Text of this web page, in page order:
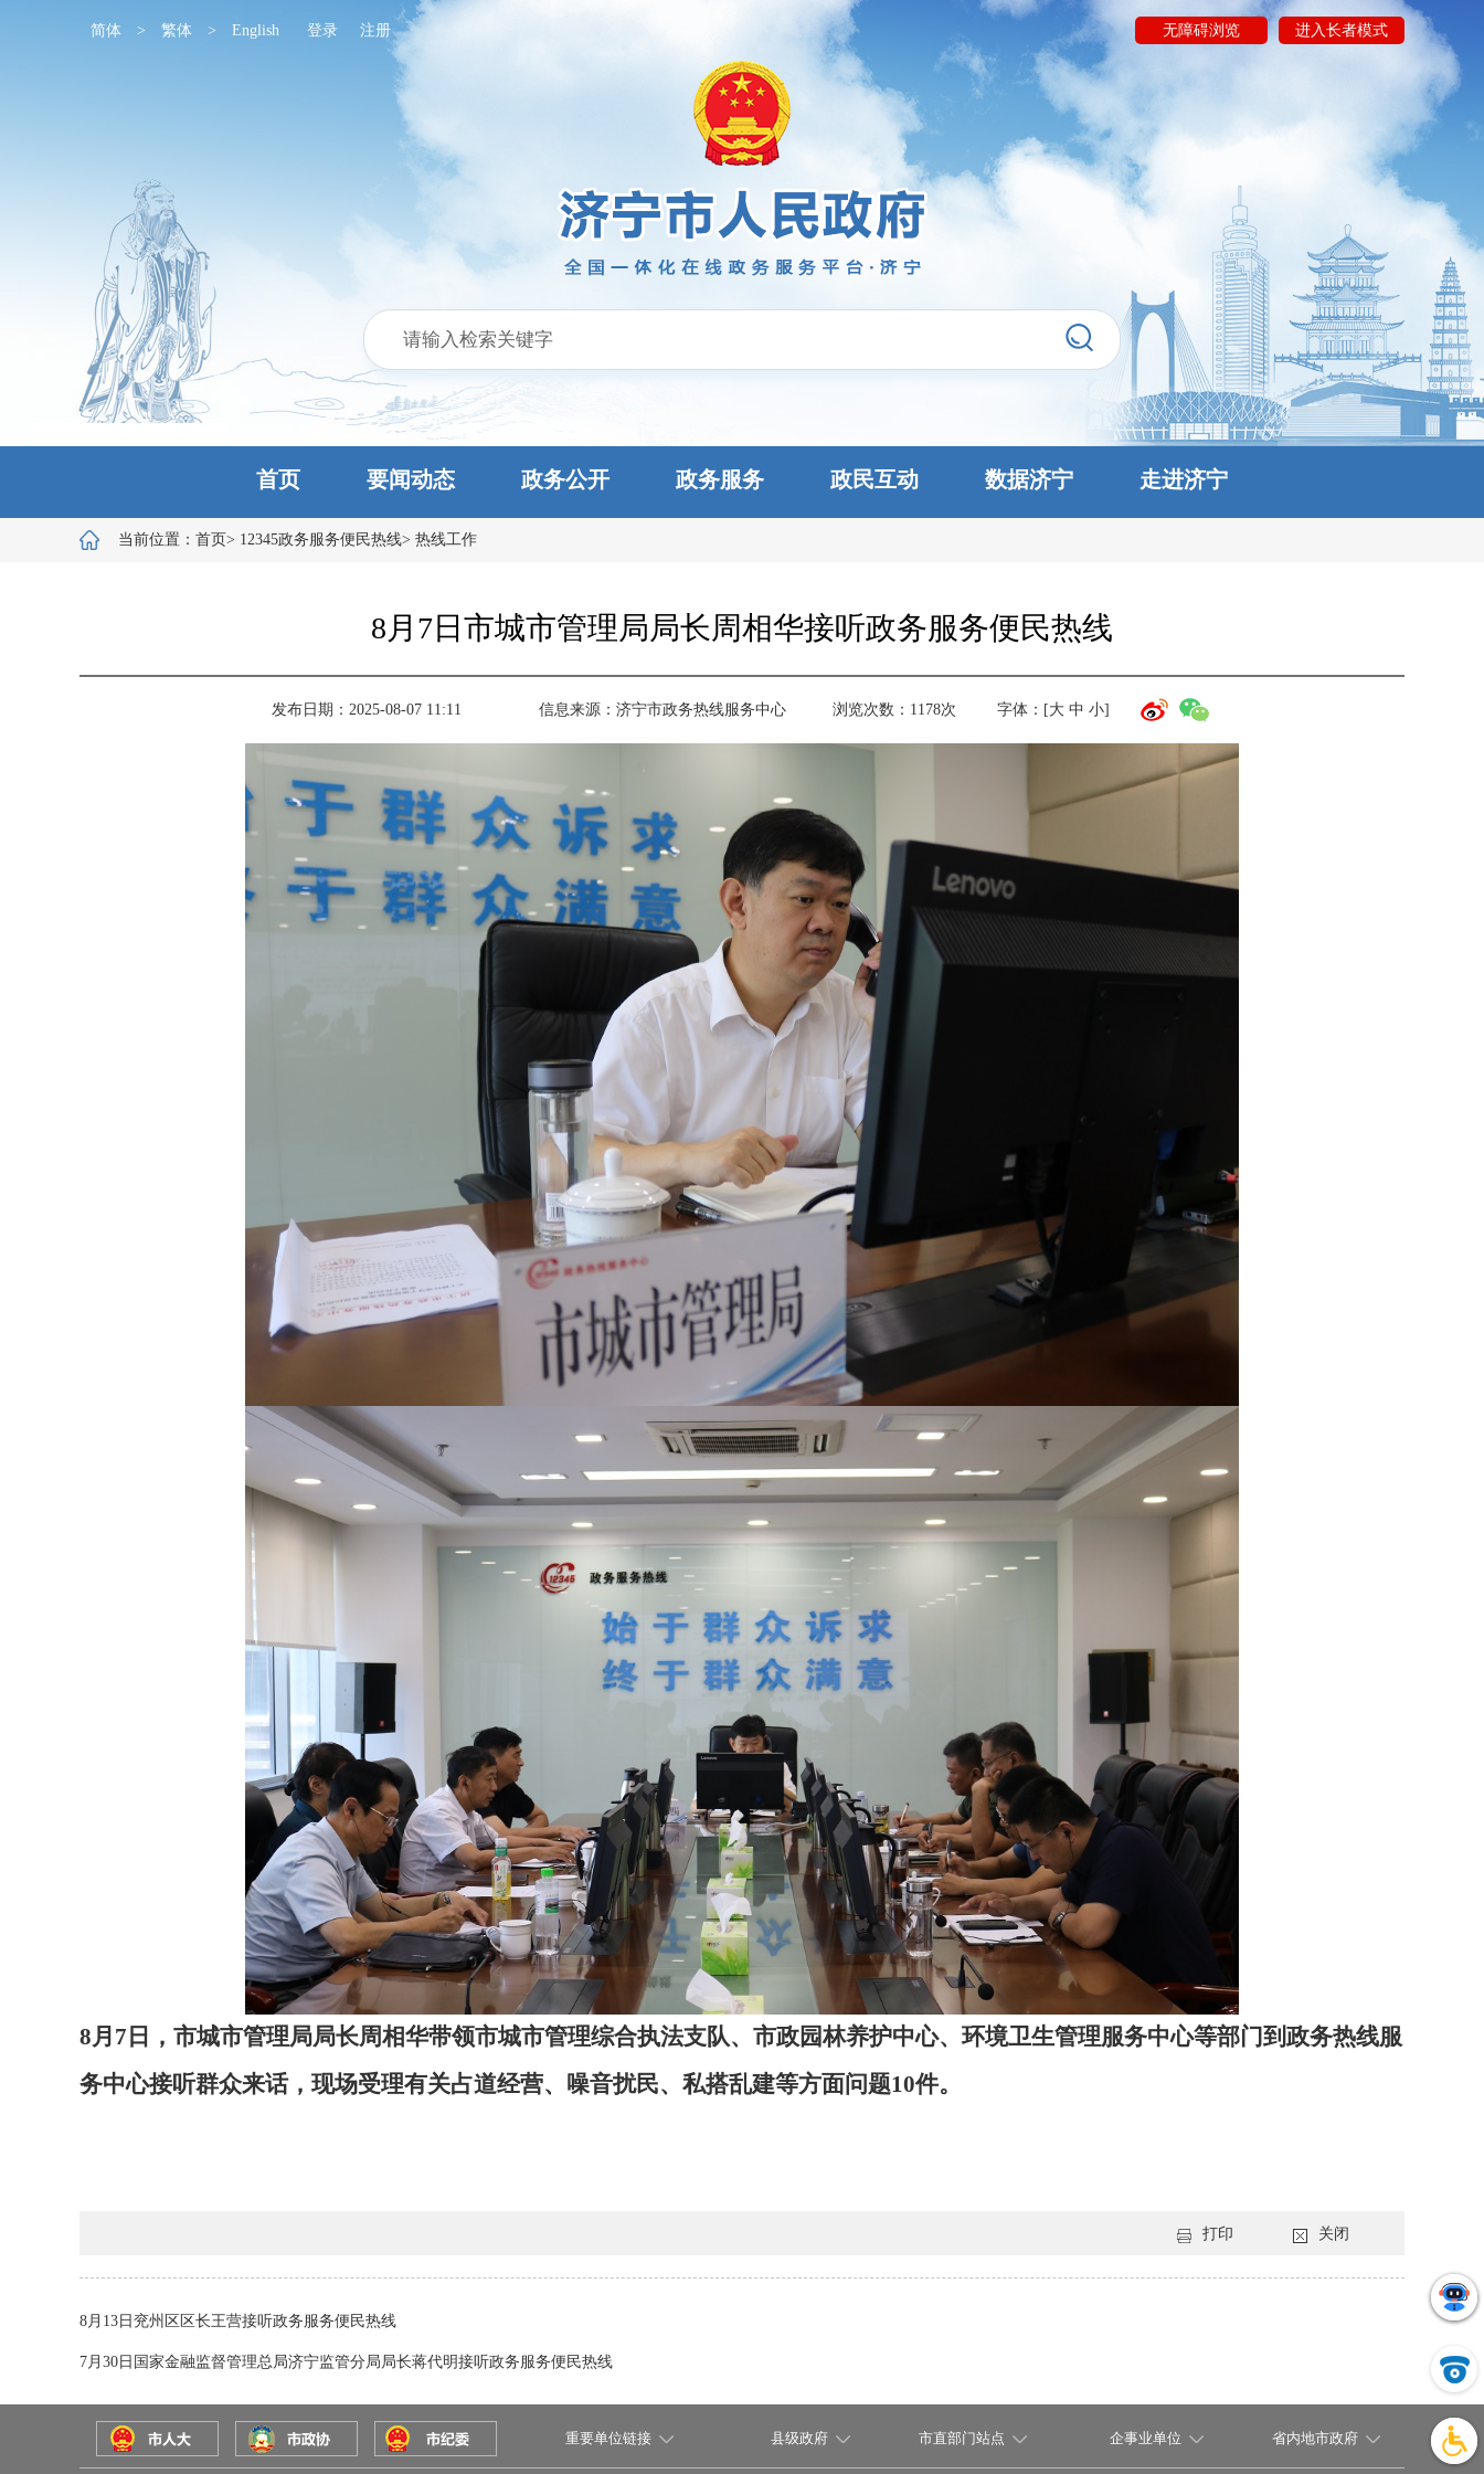
简体 > 繁体 > English 登录 注册 无障碍浏览 进入长者模式
首页 要闻动态 政务公开 政务服务 政民互动 数据济宁 走进济宁
当前位置： 首页> 12345政务服务便民热线> 热线工作
8月7日市城市管理局局长周相华接听政务服务便民热线
发布日期：2025-08-07 11:11 信息来源： 济宁市政务热线服务中心 浏览次数： 1178次 字体：[大 中 小]
8月 7 日，市城市管理局局长周相华带领市城市管理综合执法支队、 市政园林养护中心、环境卫生管理服务中心等部门到政务热线服
务中心接听群众来话，现场受理有关占道经营、 噪音扰民、私搭乱建等方面问题10件。
打印 关闭
8月13日兖州区区长王营接听政务服务便民热线
7月30日国家金融监督管理总局济宁监管分局局长蒋代明接听政务服务便民热线
重要单位链接 县级政府 市直部门站点 企事业单位 省内地市政府